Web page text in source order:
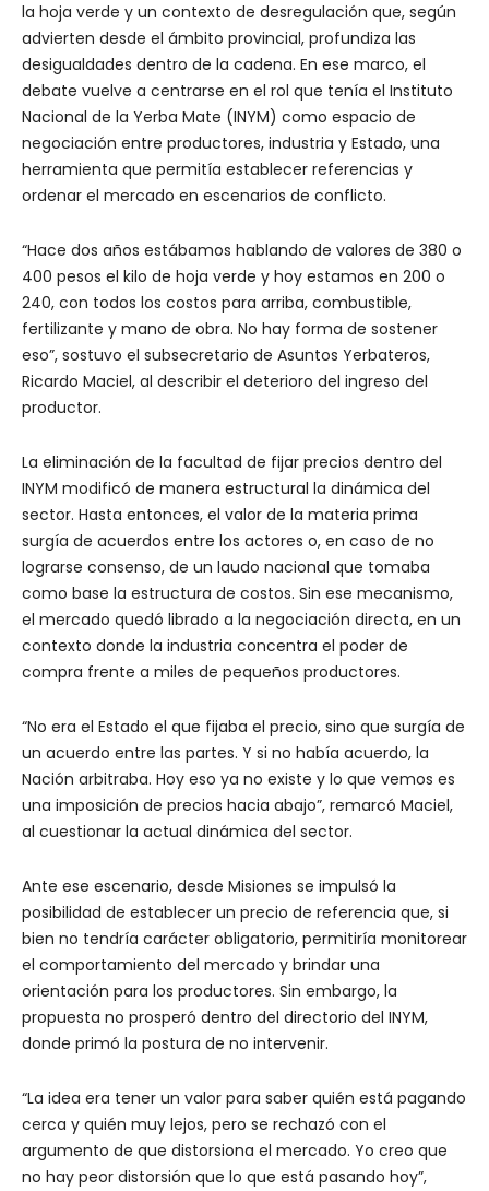
la hoja verde y un contexto de desregulación que, según
advierten desde el ámbito provincial, profundiza las
desigualdades dentro de la cadena. En ese marco, el
debate vuelve a centrarse en el rol que tenía el Instituto
Nacional de la Yerba Mate (INYM) como espacio de
negociación entre productores, industria y Estado, una
herramienta que permitía establecer referencias y
ordenar el mercado en escenarios de conflicto.
“Hace dos años estábamos hablando de valores de 380 o
400 pesos el kilo de hoja verde y hoy estamos en 200 o
240, con todos los costos para arriba, combustible,
fertilizante y mano de obra. No hay forma de sostener
eso”, sostuvo el subsecretario de Asuntos Yerbateros,
Ricardo Maciel, al describir el deterioro del ingreso del
productor.
La eliminación de la facultad de fijar precios dentro del
INYM modificó de manera estructural la dinámica del
sector. Hasta entonces, el valor de la materia prima
surgía de acuerdos entre los actores o, en caso de no
lograrse consenso, de un laudo nacional que tomaba
como base la estructura de costos. Sin ese mecanismo,
el mercado quedó librado a la negociación directa, en un
contexto donde la industria concentra el poder de
compra frente a miles de pequeños productores.
“No era el Estado el que fijaba el precio, sino que surgía de
un acuerdo entre las partes. Y si no había acuerdo, la
Nación arbitraba. Hoy eso ya no existe y lo que vemos es
una imposición de precios hacia abajo”, remarcó Maciel,
al cuestionar la actual dinámica del sector.
Ante ese escenario, desde Misiones se impulsó la
posibilidad de establecer un precio de referencia que, si
bien no tendría carácter obligatorio, permitiría monitorear
el comportamiento del mercado y brindar una
orientación para los productores. Sin embargo, la
propuesta no prosperó dentro del directorio del INYM,
donde primó la postura de no intervenir.
“La idea era tener un valor para saber quién está pagando
cerca y quién muy lejos, pero se rechazó con el
argumento de que distorsiona el mercado. Yo creo que
no hay peor distorsión que lo que está pasando hoy”,